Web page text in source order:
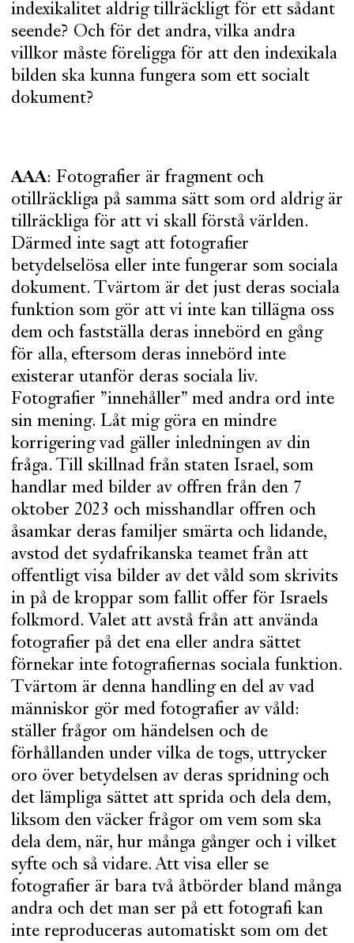
indexikalitet aldrig tillräckligt för ett sådant
seende? Och för det andra, vilka andra
villkor måste föreligga för att den indexikala
bilden ska kunna fungera som ett socialt
dokument?
AAA: Fotografier är fragment och
otillräckliga på samma sätt som ord aldrig är
tillräckliga för att vi skall förstå världen.
Därmed inte sagt att fotografier
betydelselösa eller inte fungerar som sociala
dokument. Tvärtom är det just deras sociala
funktion som gör att vi inte kan tillägna oss
dem och fastställa deras innebörd en gång
för alla, eftersom deras innebörd inte
existerar utanför deras sociala liv.
Fotografier ”innehåller” med andra ord inte
sin mening. Låt mig göra en mindre
korrigering vad gäller inledningen av din
fråga. Till skillnad från staten Israel, som
handlar med bilder av offren från den 7
oktober 2023 och misshandlar offren och
åsamkar deras familjer smärta och lidande,
avstod det sydafrikanska teamet från att
offentligt visa bilder av det våld som skrivits
in på de kroppar som fallit offer för Israels
folkmord. Valet att avstå från att använda
fotografier på det ena eller andra sättet
förnekar inte fotografiernas sociala funktion.
Tvärtom är denna handling en del av vad
människor gör med fotografier av våld:
ställer frågor om händelsen och de
förhållanden under vilka de togs, uttrycker
oro över betydelsen av deras spridning och
det lämpliga sättet att sprida och dela dem,
liksom den väcker frågor om vem som ska
dela dem, när, hur många gånger och i vilket
syfte och så vidare. Att visa eller se
fotografier är bara två åtbörder bland många
andra och det man ser på ett fotografi kan
inte reproduceras automatiskt som om det